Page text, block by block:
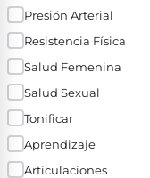
Presión Arterial
Resistencia Física
Salud Femenina
Salud Sexual
Tonificar
Aprendizaje
Articulaciones